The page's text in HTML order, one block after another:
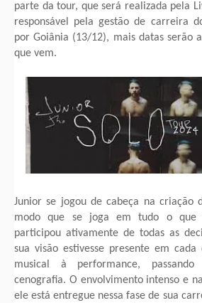
parte da tour, que será realizada pela
responsável pela gestão de carreira
por Goiânia (13/12), mais datas serão
que vem.
Junior se jogou de cabeça na criação
modo que se joga em tudo o que
participou ativamente de todas as
sua visão estivesse presente em
musical à performance,
cenografia. O envolvimento intenso e
ele está entregue nessa fase de sua